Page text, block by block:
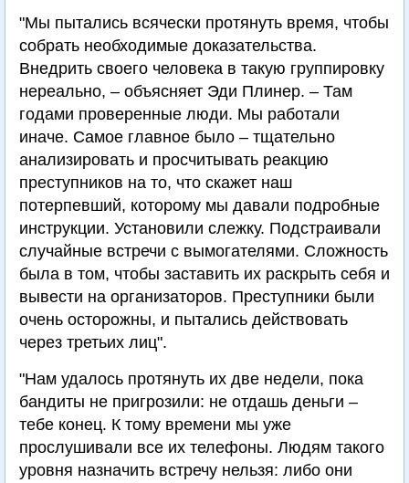
"Мы пытались всячески протянуть время, чтобы
собрать необходимые доказательства.
Внедрить своего человека в такую группировку
нереально, – объясняет Эди Плинер. – Там
годами проверенные люди. Мы работали
иначе. Самое главное было – тщательно
анализировать и просчитывать реакцию
преступников на то, что скажет наш
потерпевший, которому мы давали подробные
инструкции. Установили слежку. Подстраивали
случайные встречи с вымогателями. Сложность
была в том, чтобы заставить их раскрыть себя и
вывести на организаторов. Преступники были
очень осторожны, и пытались действовать
через третьих лиц".
"Нам удалось протянуть их две недели, пока
бандиты не пригрозили: не отдашь деньги –
тебе конец. К тому времени мы уже
прослушивали все их телефоны. Людям такого
уровня назначить встречу нельзя: либо они